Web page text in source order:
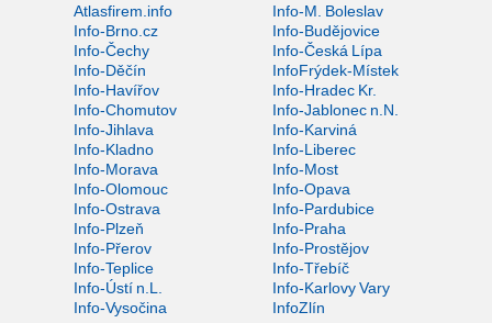
Atlasfirem.info
Info-M. Boleslav
Info-Brno.cz
Info-Budějovice
Info-Čechy
Info-Česká Lípa
Info-Děčín
InfoFrýdek-Místek
Info-Havířov
Info-Hradec Kr.
Info-Chomutov
Info-Jablonec n.N.
Info-Jihlava
Info-Karviná
Info-Kladno
Info-Liberec
Info-Morava
Info-Most
Info-Olomouc
Info-Opava
Info-Ostrava
Info-Pardubice
Info-Plzeň
Info-Praha
Info-Přerov
Info-Prostějov
Info-Teplice
Info-Třebíč
Info-Ústí n.L.
Info-Karlovy Vary
Info-Vysočina
InfoZlín